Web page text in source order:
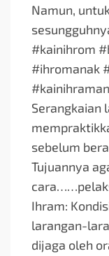
Namun,
#kainihrom
#ihromanak
Serangkaian
sebelum
Tujuannya
cara…
Ihram:
larangan-
dijaga oleh